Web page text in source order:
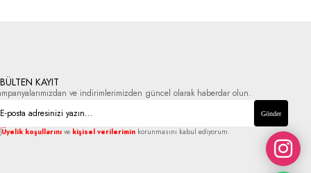
KAYIT
ve indirimlerimizden güncel olarak haberdar olun.
Gönder
Üyelik koşullarını ve kişisel verilerimin korunmasını kabul ediyorum.